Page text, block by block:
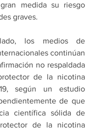
medida su riesgo
graves.
los medios de
continúan
no respaldada
de la nicotina
según un estudio
de que
científica sólida de
de la nicotina